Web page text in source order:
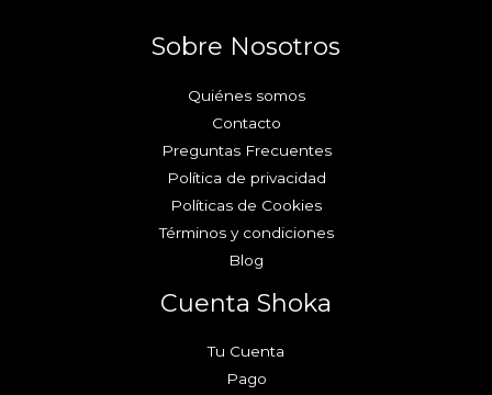
Sobre Nosotros
Quiénes somos
Contacto
Preguntas Frecuentes
Política de privacidad
Políticas de Cookies
Términos y condiciones
Blog
Cuenta Shoka
Tu Cuenta
Pago